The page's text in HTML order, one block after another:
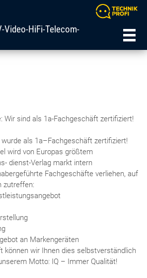
Video-HiFi-Telecom-
Wir sind als 1a-Fachgeschäft zertifiziert!
als 1a–Fachgeschäft zertifiziert!
wird von Europas größtem
dienst-Verlag markt intern
Fachgeschäfte verliehen, auf
zutreffen:
an Markengeräten
können wir Ihnen dies selbstverständlich
Motto: IQ – Immer Qualität!